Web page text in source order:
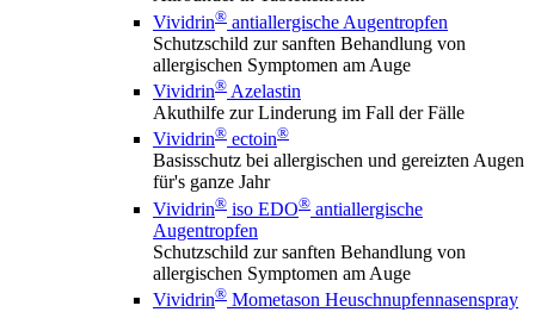
Vividrin® antiallergische Augentropfen
Schutzschild zur sanften Behandlung von
allergischen Symptomen am Auge
Vividrin® Azelastin
Akuthilfe zur Linderung im Fall der Fälle
Vividrin® ectoin®
Basisschutz bei allergischen und gereizten Augen
für's ganze Jahr
Vividrin® iso EDO® antiallergische
Augentropfen
Schutzschild zur sanften Behandlung von
allergischen Symptomen am Auge
Vividrin® Mometason Heuschnupfennasenspray